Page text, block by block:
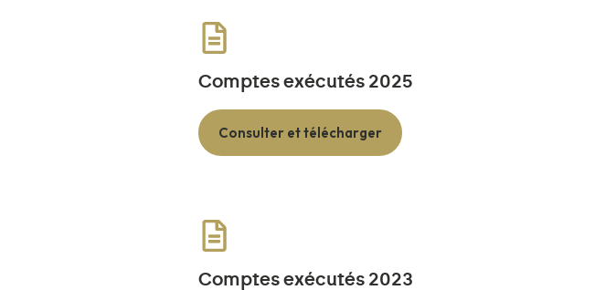
Comptes exécutés 2025
Consulter et télécharger
Comptes exécutés 2023